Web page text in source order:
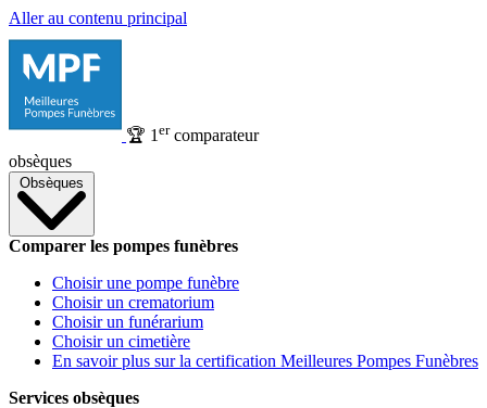
Aller au contenu principal
🏆 1 ercomparateur
obsèques
Obsèques
Comparer les pompes funèbres
Choisir une pompe funèbre
Choisir un crematorium
Choisir un funérarium
Choisir un cimetière
En savoir plus sur la certification Meilleures Pompes Funèbres
Services obsèques